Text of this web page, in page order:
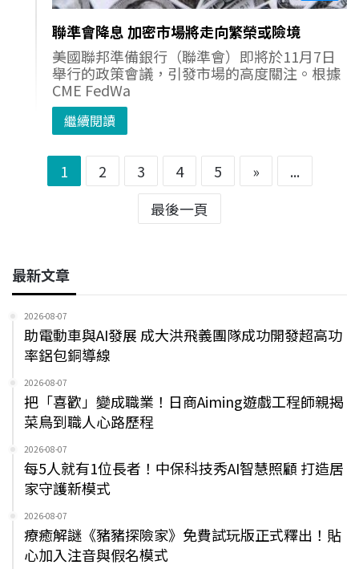
聯準會降息 加密市場將走向繁榮或險境
美國聯邦準備銀行（聯準會）即將於11月7日
舉行的政策會議，引發市場的高度關注。根據
CME FedWa
繼續閱讀
1 2 3 4 5 »
...
最後一頁
最新文章
2026-08-07
助電動車與AI發展 成大洪飛義團隊成功開發超高功
率鋁包銅導線
2026-08-07
把「喜歡」變成職業！日商Aiming遊戲工程師親揭
菜鳥到職人心路歷程
2026-08-07
每5人就有1位長者！中保科技秀AI智慧照顧 打造居
家守護新模式
2026-08-07
療癒解謎《豬豬探險家》免費試玩版正式釋出！貼
心加入注音與假名模式